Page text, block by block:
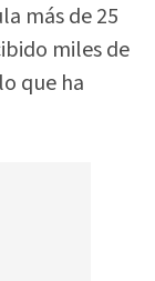
más de 25
miles de
que ha